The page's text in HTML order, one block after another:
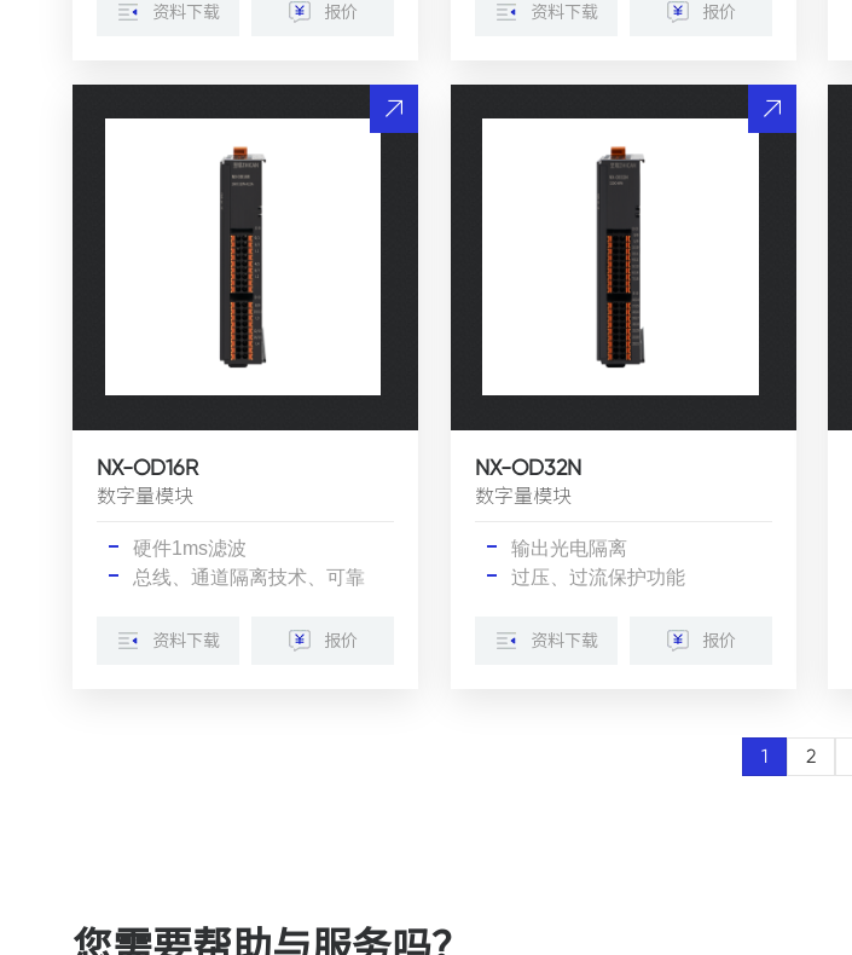
资料下载 报价 资料下载 报价
NX-OD16R
数字量模块
硬件1ms滤波
总线、通道隔离技术、可靠
资料下载 报价
NX-OD32N
数字量模块
输出光电隔离
过压、过流保护功能
资料下载 报价
1 2
您需要帮助与服务吗？